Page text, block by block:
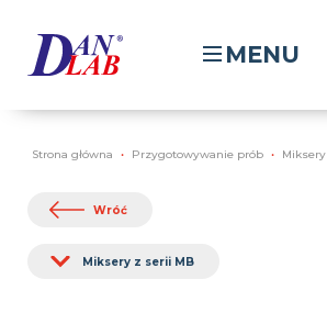
MENU
Strona główna Przygotowywanie prób Miksery
Wróć
Miksery z serii MB